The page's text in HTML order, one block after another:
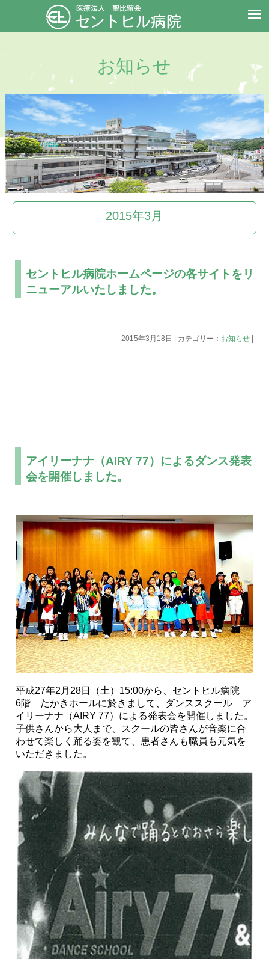
お知らせ
2015年3月
セントヒル病院ホームページの各サイトをリ
ニューアルいたしました。
2015年3月18日 | カテゴリー： お知らせ
アイリーナナ（AIRY 77）によるダンス発表
会を開催しました。
平成27年2月28日（土）15:00から、セントヒル病院
6階 たかきホールに於きまして、ダンススクール ア
イリーナナ（AIRY 77）による発表会を開催しました。
子供さんから大人まで、スクールの皆さんが音楽に合
わせて楽しく踊る姿を観て、患者さんも職員も元気を
いただきました。